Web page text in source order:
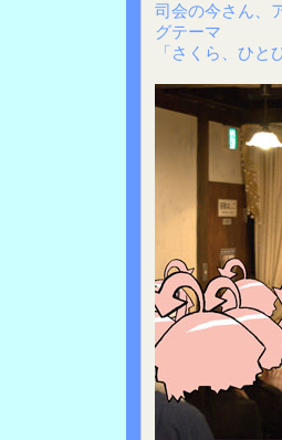
司会の今さん、
グテーマ
「さくら、ひ